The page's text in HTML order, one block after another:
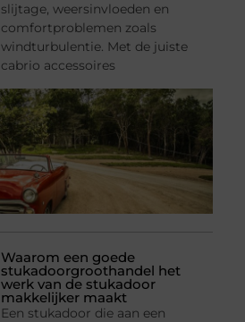
slijtage, weersinvloeden en
comfortproblemen zoals
windturbulentie. Met de juiste
cabrio accessoires
Waarom een goede
stukadoorgroothandel het
werk van de stukadoor
makkelijker maakt
Een stukadoor die aan een